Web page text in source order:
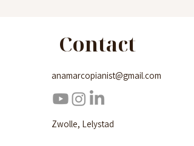
Contact
anamarcopianist@gmail.com
Zwolle, Lelystad